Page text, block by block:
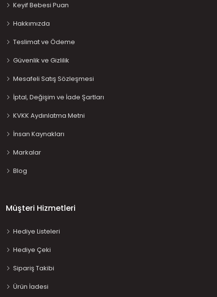
Keyif Bebesi Puan
Hakkımızda
Teslimat ve Ödeme
Güvenlik ve Gizlilik
Mesafeli Satış Sözleşmesi
İptal, Değişim ve İade Şartları
KVKK Aydınlatma Metni
İnsan Kaynakları
Markalar
Blog
Müşteri Hizmetleri
Hediye Listeleri
Hediye Çeki
Sipariş Takibi
Ürün İadesi